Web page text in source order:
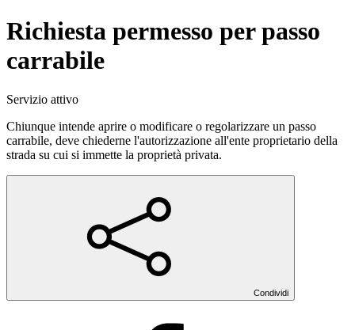
Richiesta permesso per passo
carrabile
Servizio attivo
Chiunque intende aprire o modificare o regolarizzare un passo
carrabile, deve chiederne l'autorizzazione all'ente proprietario della
strada su cui si immette la proprietà privata.
Condividi